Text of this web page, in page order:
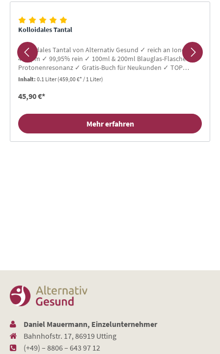
Kolloidales Tantal
Kolloidales Tantal von Alternativ Gesund ✓ reich an Ionen ✓
45 ppm ✓ 99,95% rein ✓ 100ml & 200ml Blauglas-Flaschen ✓
Protonenresonanz ✓ Gratis-Buch für Neukunden ✓ TOP
Bewertungen
Inhalt: 0.1 Liter (459,00 €* / 1 Liter)
45,90 €*
Mehr erfahren
Daniel Mauermann, Einzelunternehmer
Bahnhofstr. 17, 86919 Utting
(+49) – 8806 – 643 97 12